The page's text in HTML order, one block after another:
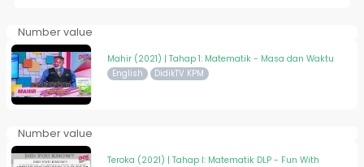
Number value
Mahir (2021) | Tahap 1: Matematik - Masa dan Waktu
English DidikTV KPM
Number value
Teroka (2021) | Tahap I: Matematik DLP - Fun With